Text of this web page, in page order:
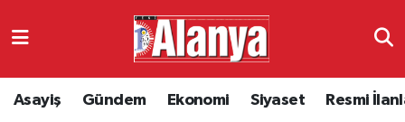
Asayiş Gündem Ekonomi Siyaset Resmi